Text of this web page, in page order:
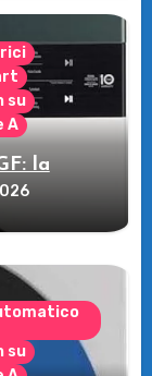
su
A
la
bucato!
su